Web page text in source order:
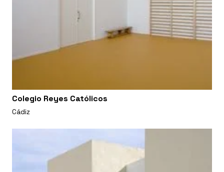
Colegio Reyes Católicos
Cádiz